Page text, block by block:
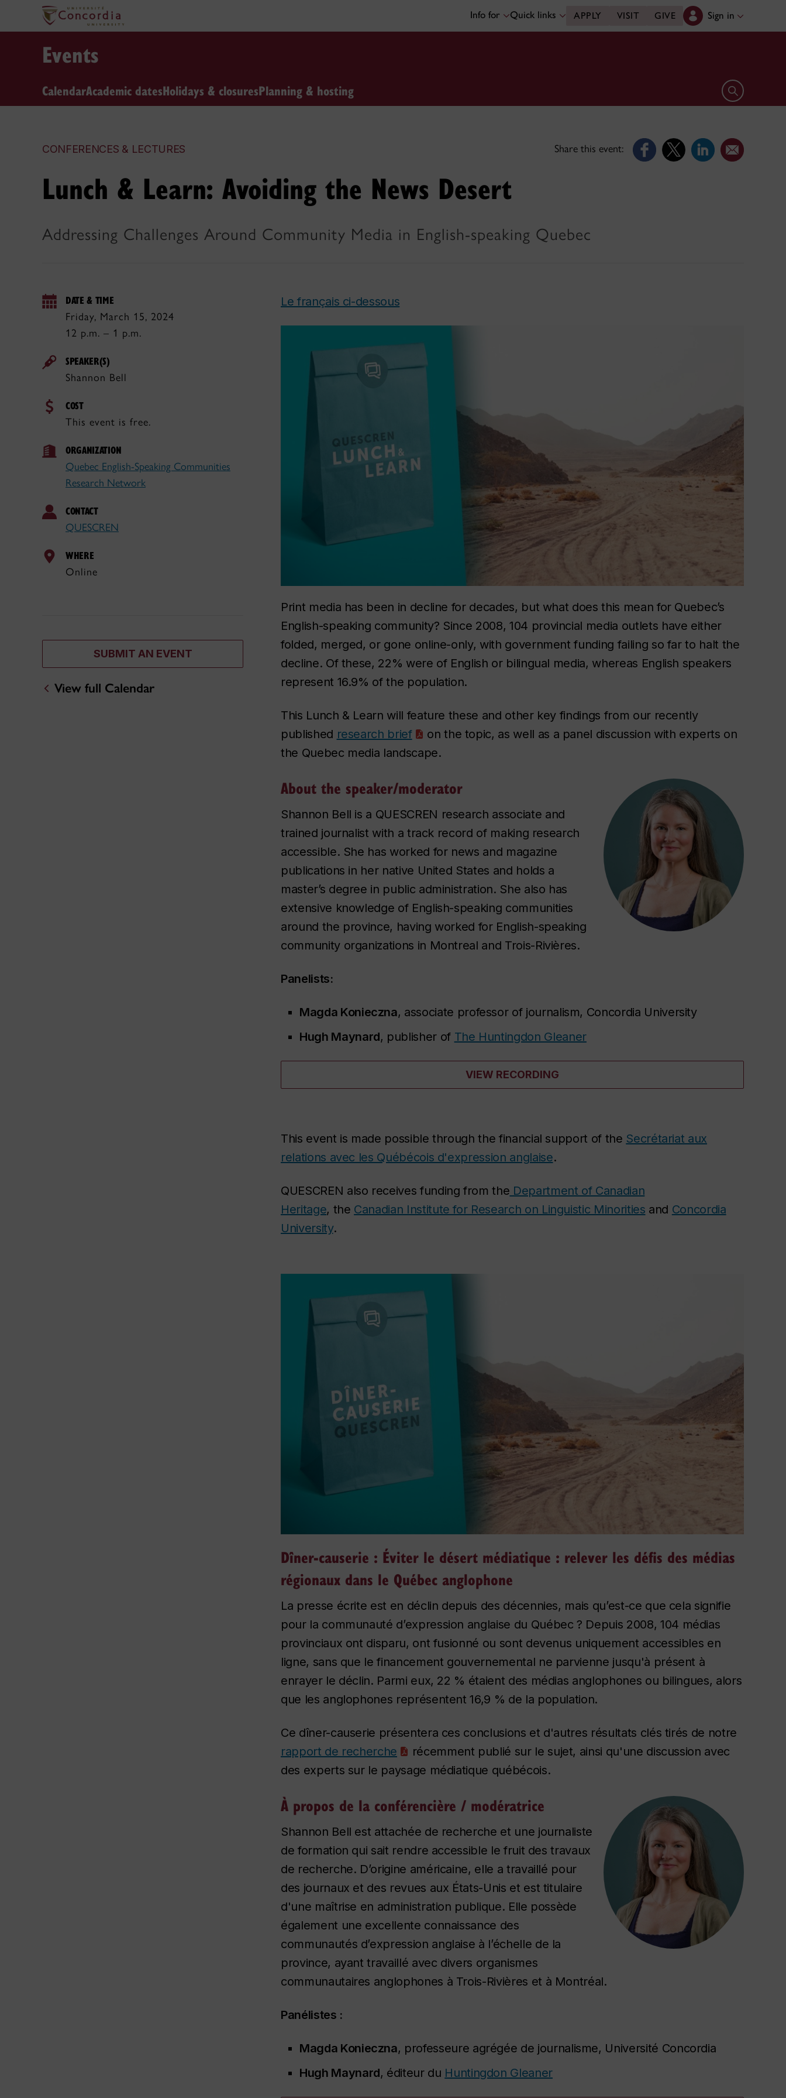
Info for Quick links APPLY VISIT GIVE Sign in
Events
CalendarAcademic datesHolidays & closuresPlanning & hosting Open search
CONFERENCES & LECTURES Share this event:
Lunch & Learn: Avoiding the News Desert
Addressing Challenges Around Community Media in English-speaking Quebec
DATE & TIME
Friday, March 15, 2024
12 p.m. – 1 p.m.
SPEAKER(S)
Shannon Bell
COST
This event is free.
ORGANIZATION
Quebec English-Speaking Communities
Research Network
CONTACT
QUESCREN
WHERE
Online
SUBMIT AN EVENT
View full Calendar
Le français ci-dessous
Print media has been in decline for decades, but what does this mean for Quebec’s
English-speaking community? Since 2008, 104 provincial media outlets have either
folded, merged, or gone online-only, with government funding failing so far to halt the
decline. Of these, 22% were of English or bilingual media, whereas English speakers
represent 16.9% of the population.
This Lunch & Learn will feature these and other key findings from our recently
published research brief
on the topic, as well as a panel discussion with experts on
the Quebec media landscape.
About the speaker/moderator
Shannon Bell is a QUESCREN research associate and
trained journalist with a track record of making research
accessible. She has worked for news and magazine
publications in her native United States and holds a
master’s degree in public administration. She also has
extensive knowledge of English-speaking communities
around the province, having worked for English-speaking
community organizations in Montreal and Trois-Rivières.
Panelists:
Magda Konieczna, associate professor of journalism, Concordia University
Hugh Maynard, publisher of The Huntingdon Gleaner
VIEW RECORDING
This event is made possible through the financial support of the Secrétariat aux
relations avec les Québécois d'expression anglaise.
QUESCREN also receives funding from the Department of Canadian
Heritage, the Canadian Institute for Research on Linguistic Minorities and Concordia
University.
Dîner-causerie : Éviter le désert médiatique : relever les défis des médias
régionaux dans le Québec anglophone
La presse écrite est en déclin depuis des décennies, mais qu’est-ce que cela signifie
pour la communauté d’expression anglaise du Québec ? Depuis 2008, 104 médias
provinciaux ont disparu, ont fusionné ou sont devenus uniquement accessibles en
ligne, sans que le financement gouvernemental ne parvienne jusqu'à présent à
enrayer le déclin. Parmi eux, 22 % étaient des médias anglophones ou bilingues, alors
que les anglophones représentent 16,9 % de la population.
Ce dîner-causerie présentera ces conclusions et d'autres résultats clés tirés de notre
rapport de recherche
récemment publié sur le sujet, ainsi qu'une discussion avec
des experts sur le paysage médiatique québécois.
À propos de la conférencière / modératrice
Shannon Bell est attachée de recherche et une journaliste
de formation qui sait rendre accessible le fruit des travaux
de recherche. D’origine américaine, elle a travaillé pour
des journaux et des revues aux États-Unis et est titulaire
d'une maîtrise en administration publique. Elle possède
également une excellente connaissance des
communautés d’expression anglaise à l’échelle de la
province, ayant travaillé avec divers organismes
communautaires anglophones à Trois-Rivières et à Montréal.
Panélistes :
Magda Konieczna, professeure agrégée de journalisme, Université Concordia
Hugh Maynard, éditeur du Huntingdon Gleaner